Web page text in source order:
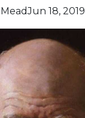
18, 2019